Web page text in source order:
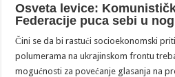
Osveta levice:
Federacije puca sebi u
Čini se da bi rastući socioekonomski
polumerama na ukrajinskom frontu
mogućnosti za povećanje glasanja na